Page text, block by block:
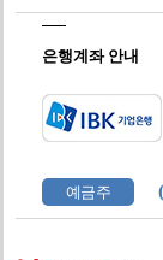
은행계좌 안내
예금주